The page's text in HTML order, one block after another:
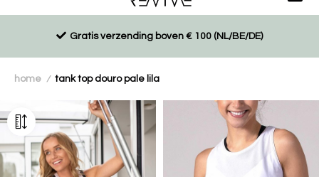
Gratis verzending boven € 100 (NL/BE/DE)
home / tank top douro pale lila